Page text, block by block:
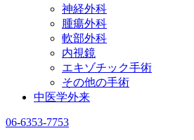
神経外科
腫瘍外科
軟部外科
内視鏡
エキゾチック手術
その他の手術
中医学外来
06-6353-7753